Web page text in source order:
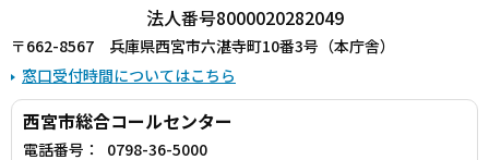
法人番号8000020282049
〒662-8567 兵庫県西宮市六湛寺町10番3号（本庁舎）
窓口受付時間についてはこちら
西宮市総合コールセンター
電話番号： 0798-36-5000